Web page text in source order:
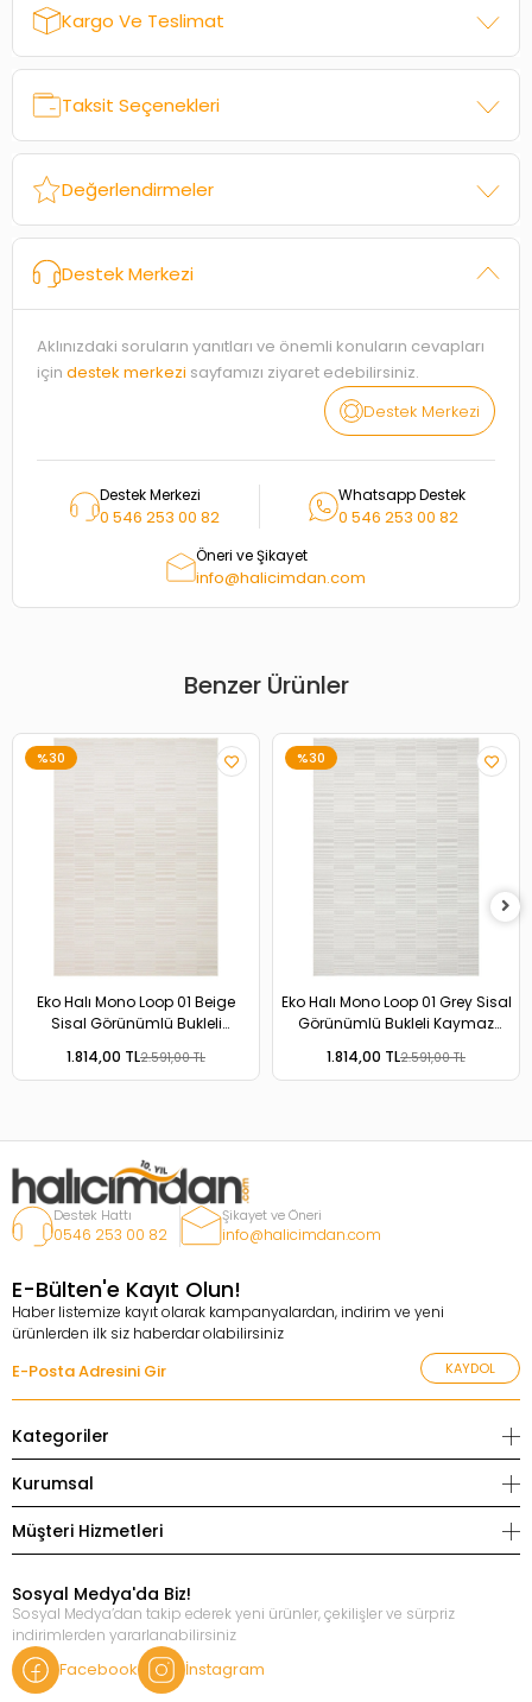
Kargo Ve Teslimat
Taksit Seçenekleri
Değerlendirmeler
Destek Merkezi
Aklınızdaki soruların yanıtları ve önemli konuların cevapları
için destek merkezi sayfamızı ziyaret edebilirsiniz.
Destek Merkezi
Destek Merkezi
0 546 253 00 82
Whatsapp Destek
0 546 253 00 82
Öneri ve Şikayet
info@halicimdan.com
Benzer Ürünler
%30
Eko Halı Mono Loop 01 Beige
Sisal Görünümlü Bukleli
1.814,00 TL2.591,00 TL
%30
Eko Halı Mono Loop 01 Grey Sisal
Görünümlü Bukleli Kaymaz
1.814,00 TL2.591,00 TL
Destek Hattı
0546 253 00 82
Şikayet ve Öneri
info@halicimdan.com
E-Bülten'e Kayıt Olun!
Haber listemize kayıt olarak kampanyalardan, indirim ve yeni
ürünlerden ilk siz haberdar olabilirsiniz
KAYDOL
Kategoriler
Kurumsal
Müşteri Hizmetleri
Sosyal Medya'da Biz!
Sosyal Medya’dan takip ederek yeni ürünler, çekilişler ve sürpriz
indirimlerden yararlanabilirsiniz
Facebook İnstagram